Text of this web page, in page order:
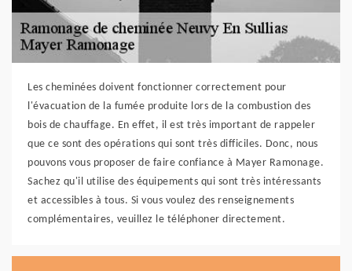
Les cheminées doivent fonctionner correctement pour
l'évacuation de la fumée produite lors de la combustion des
bois de chauffage. En effet, il est très important de rappeler
que ce sont des opérations qui sont très difficiles. Donc, nous
pouvons vous proposer de faire confiance à Mayer Ramonage.
Sachez qu'il utilise des équipements qui sont très intéressants
et accessibles à tous. Si vous voulez des renseignements
complémentaires, veuillez le téléphoner directement.